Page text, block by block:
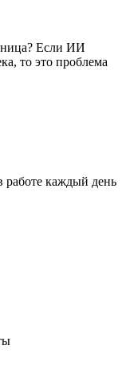
Если ИИ
то это проблема
работе каждый день